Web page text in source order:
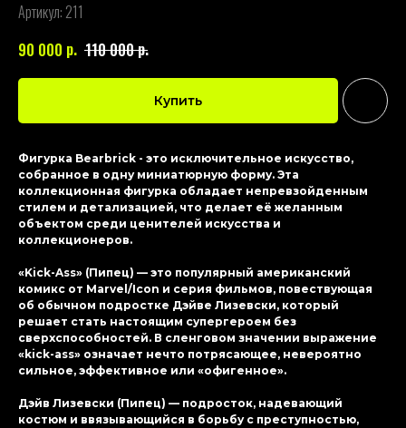
Артикул: 211
90 000 р. 110 000р.
Купить
Фигурка Bearbrick - это исключительное искусство,
собранное в одну миниатюрную форму. Эта
коллекционная фигурка обладает непревзойденным
стилем и детализацией, что делает её желанным
объектом среди ценителей искусства и
коллекционеров.
«Kick-Ass» (Пипец) — это популярный американский
комикс от Marvel/Icon и серия фильмов, повествующая
об обычном подростке Дэйве Лизевски, который
решает стать настоящим супергероем без
сверхспособностей. В сленговом значении выражение
«kick-ass» означает нечто потрясающее, невероятно
сильное, эффективное или «офигенное».
Дэйв Лизевски (Пипец) — подросток, надевающий
костюм и ввязывающийся в борьбу с преступностью,